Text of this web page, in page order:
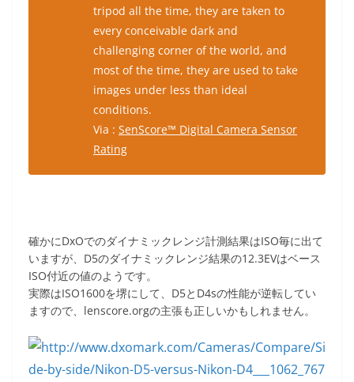
tripod all the time, they are taken to
every conceivable dark and
challenging corner of the world, and
most of the time, they are used to take
images under less than ideal
conditions.
Via : SenScore™ Digital Camera Sensor
Rating
確かにDxOでのダイナミックレンジ計測結果はISO毎に出て
いますが、D5のダイナミックレンジ結果の12.3EVはベース
ISO付近の値のようです。
実際はISO1600を堺にして、D5とD4sの性能が逆転してい
ますので、lenscore.orgの主張も正しいかもしれません。